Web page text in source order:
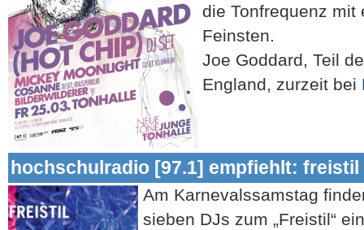
die Tonfrequenz
Feinsten.
Joe Goddard, Teil
England, zurzeit bei
hochschulradio [97.1] empfiehlt: freistil
Am Karnevalssamstag
sieben DJs zum „Freistil“